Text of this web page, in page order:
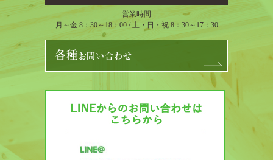
営業時間
月～金 8：30～18：00 / 土・日・祝 8：30～17：30
各種お問い合わせ